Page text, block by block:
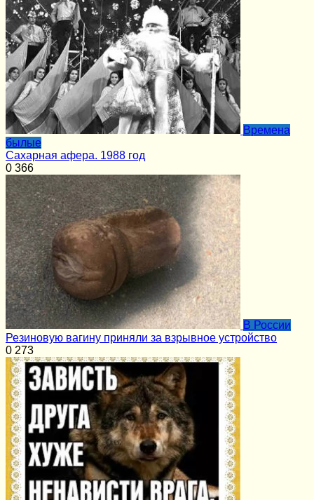
Времена
былые
Сахарная афера. 1988 год
0 366
В России
Резиновую вагину приняли за взрывное устройство
0 273